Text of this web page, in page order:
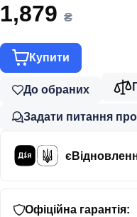
1,879 ₴
Купити
До обраних
Задати питання
Офіційна гарантія: